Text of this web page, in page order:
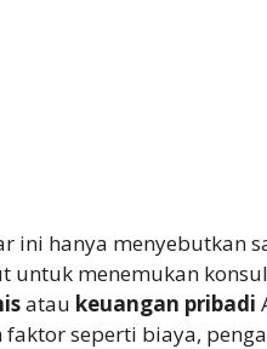
ini hanya menyebutkan
untuk menemukan
atau keuangan pribadi
seperti biaya,